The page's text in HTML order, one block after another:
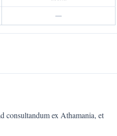
—
consultandum ex Athamania, et